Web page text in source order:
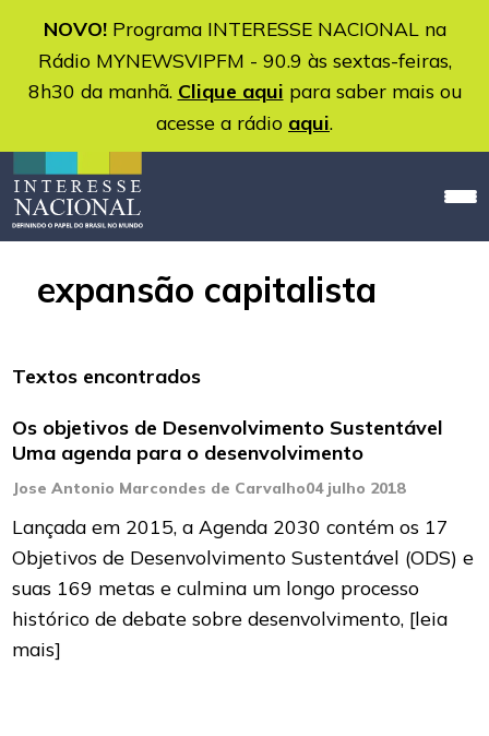
NOVO!Programa INTERESSE NACIONAL na
Rádio MYNEWSVIPFM - 90.9 às sextas-feiras,
8h30 da manhã. Clique aqui para saber mais ou
acesse a rádio aqui.
expansão capitalista
Textos encontrados
Os objetivos de Desenvolvimento Sustentável
Uma agenda para o desenvolvimento
Jose Antonio Marcondes de Carvalho04 julho 2018
Lançada em 2015, a Agenda 2030 contém os 17
Objetivos de Desenvolvimento Sustentável (ODS) e
suas 169 metas e culmina um longo processo
histórico de debate sobre desenvolvimento, [leia
mais]